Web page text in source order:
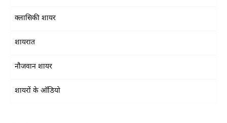
क्लासिकी शायर
शायरात
नौजवान शायर
शायरों के ऑडियो